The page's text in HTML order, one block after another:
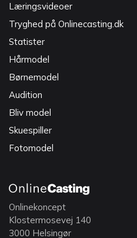
Læringsvideoer
Tryghed på Onlinecasting.dk
Statister
Hårmodel
Børnemodel
Audition
Bliv model
Skuespiller
Fotomodel
Onlinekoncept
Klostermosevej 140
3000 Helsingør